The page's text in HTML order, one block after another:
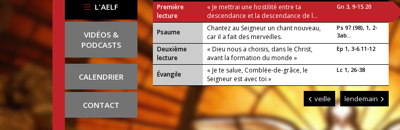
L'AELF
VIDÉOS &
PODCASTS
CALENDRIER
CONTACT
Première
lecture
« Je mettrai une hostilité entre ta
descendance et la descendance de l...
Gn 3, 9-15.20
Psaume
Chantez au Seigneur un chant nouveau,
car il a fait des merveilles.
Ps 97 (98), 1, 2-
3ab...
Deuxième
lecture
« Dieu nous a choisis, dans le Christ,
avant la formation du monde »
Ep 1, 3-6.11-12
Évangile
« Je te salue, Comblée-de-grâce, le
Seigneur est avec toi »
Lc 1, 26-38
veille lendemain